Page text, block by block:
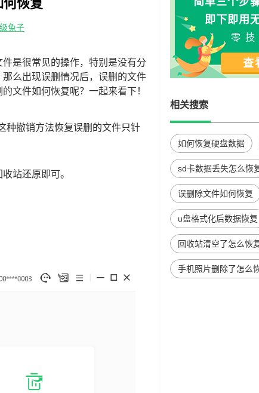
恢复
兔子
是很常见的操作，特别是没有分
么出现误删情况后，误删的文件
文件如何恢复呢？一起来看下！
种撤销方法恢复误删的文件只针
站还原即可。
即下即用
零
查
相关搜索
如何恢复硬盘数据
sd卡数据丢失怎么恢
误删除文件如何恢复
u盘格式化后数据恢复
回收站清空了怎么恢
手机照片删除了怎么